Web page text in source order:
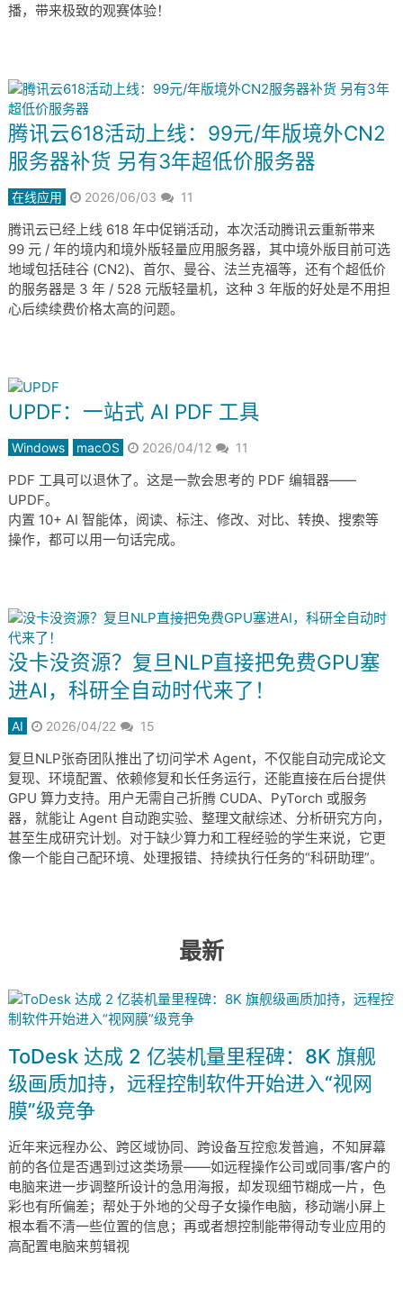
播，带来极致的观赛体验！
腾讯云618活动上线：99元/年版境外CN2
服务器补货 另有3年超低价服务器
在线应用 2026/06/03 11
腾讯云已经上线 618 年中促销活动，本次活动腾讯云重新带来
99 元 / 年的境内和境外版轻量应用服务器，其中境外版目前可选
地域包括硅谷 (CN2)、首尔、曼谷、法兰克福等，还有个超低价
的服务器是 3 年 / 528 元版轻量机，这种 3 年版的好处是不用担
心后续续费价格太高的问题。
UPDF：一站式 AI PDF 工具
Windows macOS 2026/04/12 11
PDF 工具可以退休了。这是一款会思考的 PDF 编辑器——
UPDF。
内置 10+ AI 智能体，阅读、标注、修改、对比、转换、搜索等
操作，都可以用一句话完成。
没卡没资源？复旦NLP直接把免费GPU塞
进AI，科研全自动时代来了！
AI 2026/04/22 15
复旦NLP张奇团队推出了切问学术 Agent，不仅能自动完成论文
复现、环境配置、依赖修复和长任务运行，还能直接在后台提供
GPU 算力支持。用户无需自己折腾 CUDA、PyTorch 或服务
器，就能让 Agent 自动跑实验、整理文献综述、分析研究方向，
甚至生成研究计划。对于缺少算力和工程经验的学生来说，它更
像一个能自己配环境、处理报错、持续执行任务的“科研助理”。
最新
ToDesk 达成 2 亿装机量里程碑：8K 旗舰
级画质加持，远程控制软件开始进入“视网
膜”级竞争
近年来远程办公、跨区域协同、跨设备互控愈发普遍，不知屏幕
前的各位是否遇到过这类场景——如远程操作公司或同事/客户的
电脑来进一步调整所设计的急用海报，却发现细节糊成一片，色
彩也有所偏差；帮处于外地的父母子女操作电脑，移动端小屏上
根本看不清一些位置的信息；再或者想控制能带得动专业应用的
高配置电脑来剪辑视